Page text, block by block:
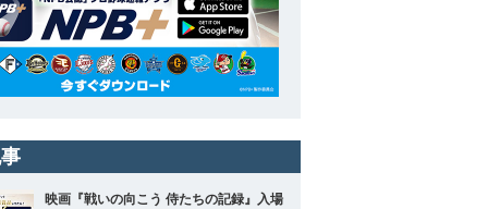
映画『戦いの向こう 侍たちの記録』入場